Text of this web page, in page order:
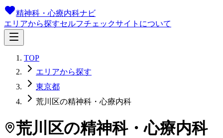
精神科・心療内科ナビ
エリアから探すセルフチェックサイトについて
TOP
エリアから探す
東京都
荒川区の精神科・心療内科
荒川区の精神科・心療内科